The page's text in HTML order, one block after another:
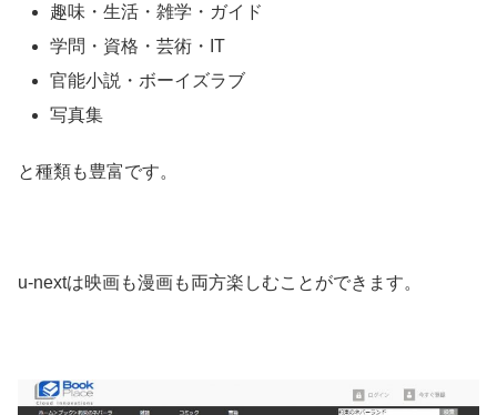
趣味・生活・雑学・ガイド
学問・資格・芸術・IT
官能小説・ボーイズラブ
写真集
と種類も豊富です。
u-nextは映画も漫画も両方楽しむことができます。